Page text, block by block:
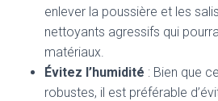
enlever la poussière et les
nettoyants agressifs qui
matériaux.
Évitez l’humidité : Bien que
robustes, il est préférable